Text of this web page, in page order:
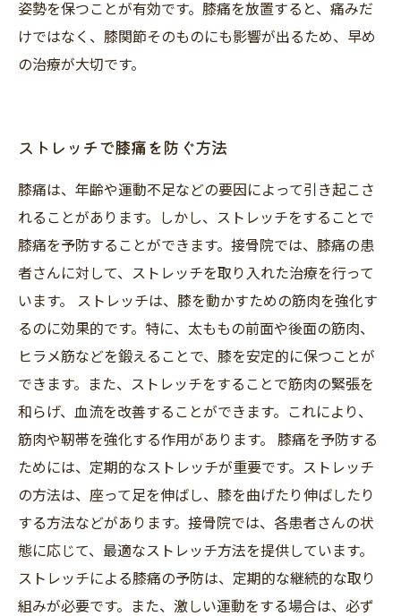
姿勢を保つことが有効です。膝痛を放置すると、痛みだ
けではなく、膝関節そのものにも影響が出るため、早め
の治療が大切です。
ストレッチで膝痛を防ぐ方法
膝痛は、年齢や運動不足などの要因によって引き起こさ
れることがあります。しかし、ストレッチをすることで
膝痛を予防することができます。接骨院では、膝痛の患
者さんに対して、ストレッチを取り入れた治療を行って
います。 ストレッチは、膝を動かすための筋肉を強化す
るのに効果的です。特に、太ももの前面や後面の筋肉、
ヒラメ筋などを鍛えることで、膝を安定的に保つことが
できます。また、ストレッチをすることで筋肉の緊張を
和らげ、血流を改善することができます。これにより、
筋肉や靭帯を強化する作用があります。 膝痛を予防する
ためには、定期的なストレッチが重要です。ストレッチ
の方法は、座って足を伸ばし、膝を曲げたり伸ばしたり
する方法などがあります。接骨院では、各患者さんの状
態に応じて、最適なストレッチ方法を提供しています。
ストレッチによる膝痛の予防は、定期的な継続的な取り
組みが必要です。また、激しい運動をする場合は、必ず